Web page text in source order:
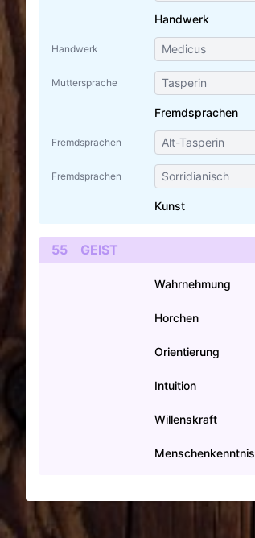
Handwerk
Handwerk
Muttersprache
Fremdsprachen
Fremdsprachen
Fremdsprachen
Kunst
55 GEIST
Wahrnehmung
Horchen
Orientierung
Intuition
Willenskraft
Menschenkenntnis